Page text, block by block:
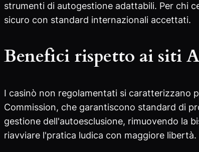
strumenti di autogestione adattabili. Per chi
sicuro con standard internazionali accettati.
Benefici rispetto ai siti
I casinò non regolamentati si caratterizzano
Commission, che garantiscono standard di
gestione dell'autoesclusione, rimuovendo la
riavviare l'pratica ludica con maggiore libertà.